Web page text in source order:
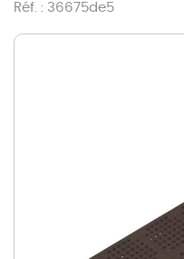
Réf. : 36675de5